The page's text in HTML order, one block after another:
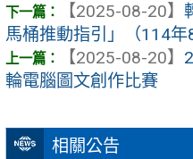
相關公告
【2025-08-20】
馬桶推動指引」（114年
【2025-08-20】
輪電腦圖文創作比賽